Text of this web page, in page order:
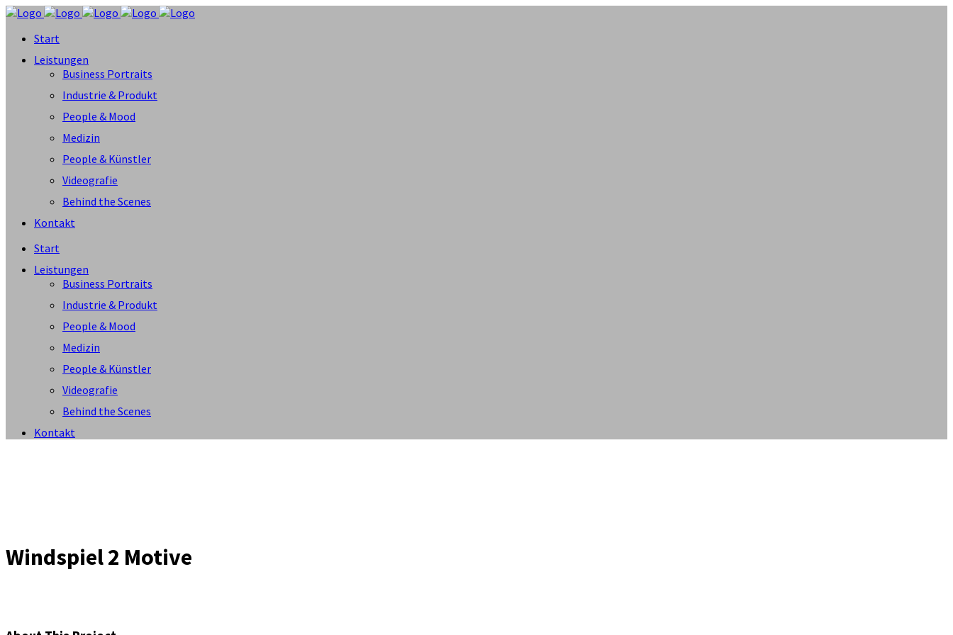
Start
Leistungen
Business Portraits
Industrie & Produkt
People & Mood
Medizin
People & Künstler
Videografie
Behind the Scenes
Kontakt
Start
Leistungen
Business Portraits
Industrie & Produkt
People & Mood
Medizin
People & Künstler
Videografie
Behind the Scenes
Kontakt
Windspiel 2 Motive